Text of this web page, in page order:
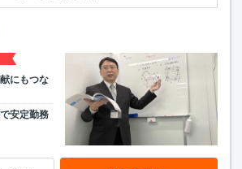
にもつな
安定勤務